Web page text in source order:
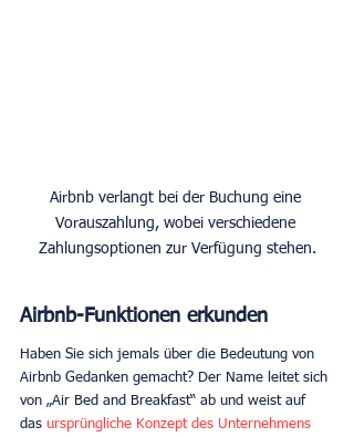
Airbnb verlangt bei der Buchung eine
Vorauszahlung, wobei verschiedene
Zahlungsoptionen zur Verfügung stehen.
Airbnb-Funktionen erkunden
Haben Sie sich jemals über die Bedeutung von
Airbnb Gedanken gemacht? Der Name leitet sich
von „Air Bed and Breakfast“ ab und weist auf
das ursprüngliche Konzept des Unternehmens